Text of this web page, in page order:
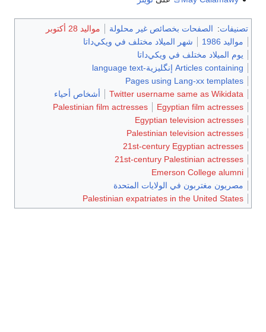
تصنيفات: الصفحات بخصائص غير محلولة
مواليد 28 أكتوبر
مواليد 1986
شهر الميلاد مختلف في ويكي‌داتا
يوم الميلاد مختلف في ويكي‌داتا
Articles containing إنگليزية-language text
Pages using Lang-xx templates
Twitter username same as Wikidata
أشخاص أحياء
Egyptian film actresses
Palestinian film actresses
Egyptian television actresses
Palestinian television actresses
21st-century Egyptian actresses
21st-century Palestinian actresses
Emerson College alumni
مصريون مغتربون في الولايات المتحدة
Palestinian expatriates in the United States